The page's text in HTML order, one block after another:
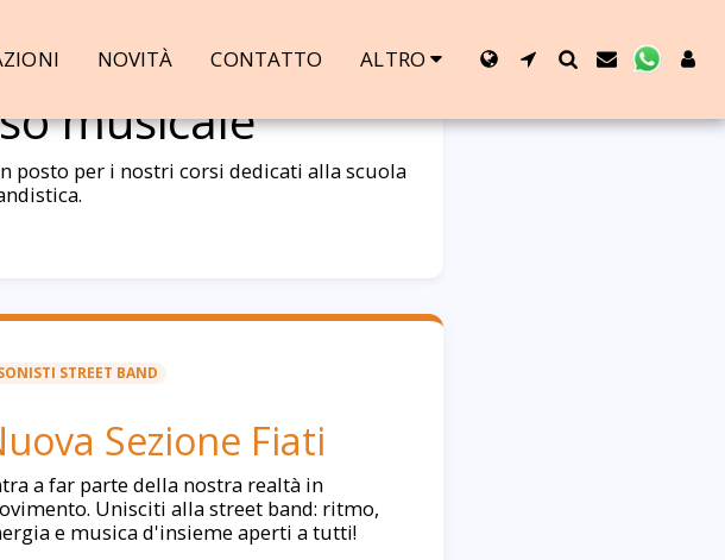
musicale
per i nostri corsi dedicati alla scuola
STREET BAND
Sezione Fiati
a far parte della nostra realtà in
Unisciti alla street band: ritmo,
e musica d'insieme aperti a tutti!
NOVITÀ CONTATTO ALTRO